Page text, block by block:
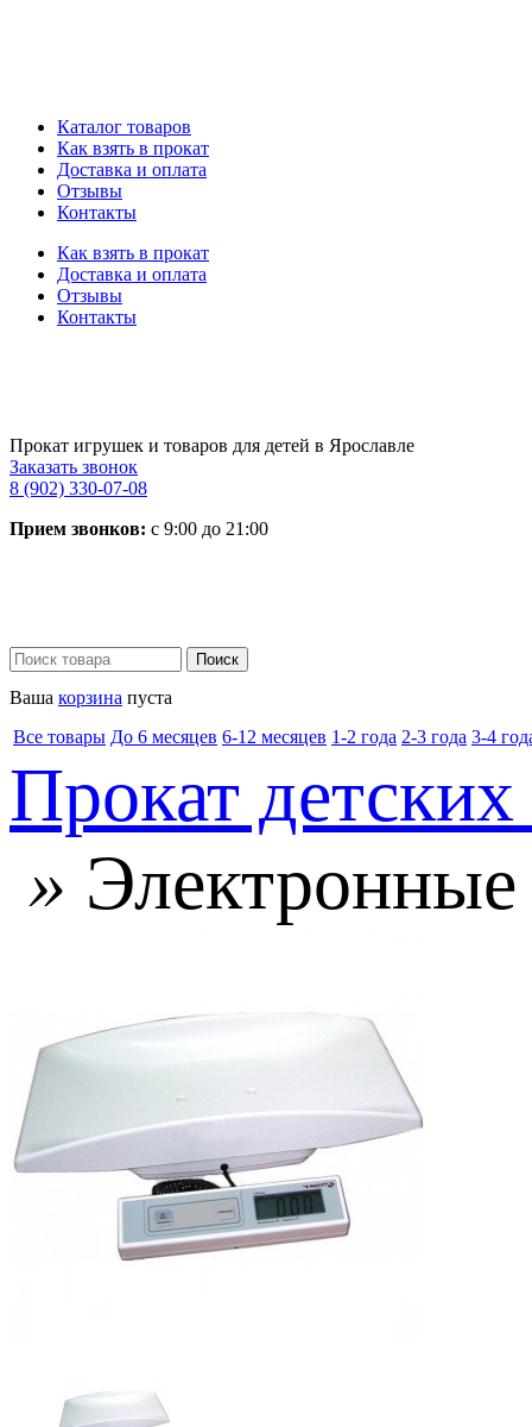
Каталог товаров
Как взять в прокат
Доставка и оплата
Отзывы
Контакты
Как взять в прокат
Доставка и оплата
Отзывы
Контакты
Прокат игрушек и товаров для детей в Ярославле
Заказать звонок
8 (902) 330-07-08
Прием звонков: с 9:00 до 21:00
Ваша корзина пуста
Все товары До 6 месяцев 6-12 месяцев 1-2 года 2-3 года 3-4
Прокат детских
»